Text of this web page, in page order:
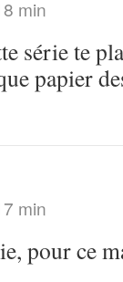
min
série te
papier
min
pour ce